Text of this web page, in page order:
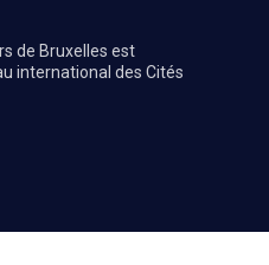
de Bruxelles est
international des Cités